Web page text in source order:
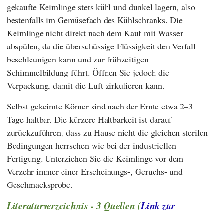
gekaufte Keimlinge stets kühl und dunkel lagern, also
bestenfalls im Gemüsefach des Kühlschranks. Die
Keimlinge nicht direkt nach dem Kauf mit Wasser
abspülen, da die überschüssige Flüssigkeit den Verfall
beschleunigen kann und zur frühzeitigen
Schimmelbildung führt. Öffnen Sie jedoch die
Verpackung, damit die Luft zirkulieren kann.
Selbst gekeimte Körner sind nach der Ernte etwa 2–3
Tage haltbar. Die kürzere Haltbarkeit ist darauf
zurückzuführen, dass zu Hause nicht die gleichen sterilen
Bedingungen herrschen wie bei der industriellen
Fertigung. Unterziehen Sie die Keimlinge vor dem
Verzehr immer einer Erscheinungs-, Geruchs- und
Geschmacksprobe.
Literaturverzeichnis - 3 Quellen (Link zur